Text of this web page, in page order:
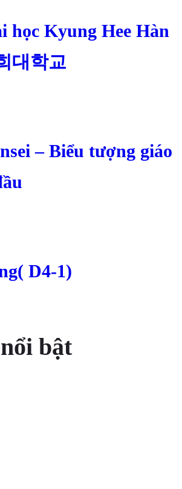
học Kyung Hee Hàn
대학교
– Biểu tượng giáo
D4-1)
bật